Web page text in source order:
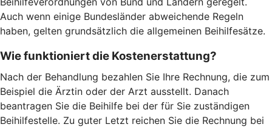
Auch wenn einige Bundesländer abweichende Regeln
haben, gelten grundsätzlich die allgemeinen Beihilfesätze.
Wie funktioniert die Kostenerstattung?
Nach der Behandlung bezahlen Sie Ihre Rechnung, die zum
Beispiel die Ärztin oder der Arzt ausstellt. Danach
beantragen Sie die Beihilfe bei der für Sie zuständigen
Beihilfestelle. Zu guter Letzt reichen Sie die Rechnung bei